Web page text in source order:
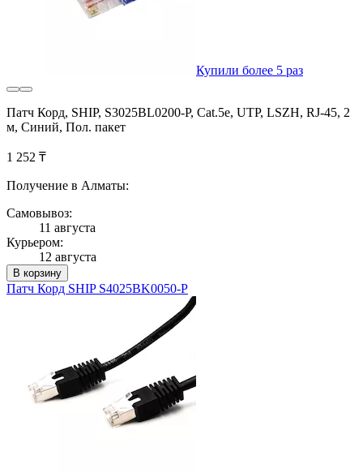
Купили более 5 раз
Патч Корд, SHIP, S3025BL0200-P, Cat.5e, UTP, LSZH, RJ-45, 2
м, Синий, Пол. пакет
1 252 ₸
Получение в Алматы:
Самовывоз:
11 августа
Курьером:
12 августа
В корзину
Патч Корд SHIP S4025BK0050-P